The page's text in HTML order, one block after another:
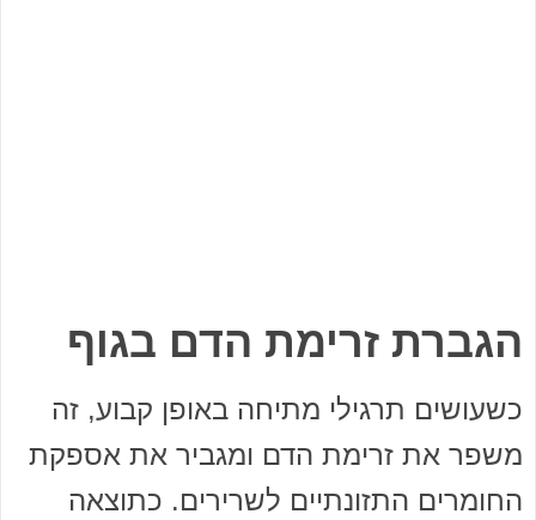
הגברת זרימת הדם בגוף
כשעושים תרגילי מתיחה באופן קבוע, זה
משפר את זרימת הדם ומגביר את אספקת
החומרים התזונתיים לשרירים. כתוצאה